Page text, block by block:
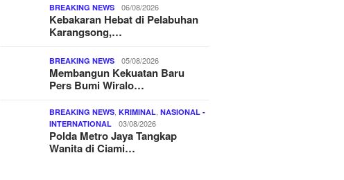
BREAKING NEWS 06/08/2026
Kebakaran Hebat di Pelabuhan
Karangsong,…
BREAKING NEWS 05/08/2026
Membangun Kekuatan Baru
Pers Bumi Wiralo…
BREAKING NEWS ,KRIMINAL ,NASIONAL -
INTERNATIONAL
03/08/2026
Polda Metro Jaya Tangkap
Wanita di Ciami…